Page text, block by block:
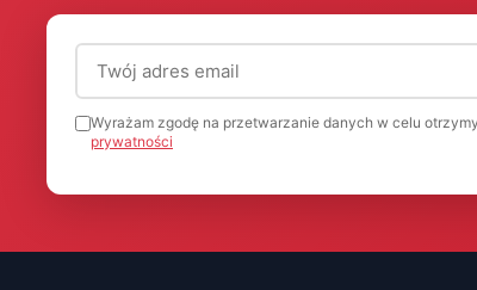
Adres email (wymagany)
Wyrażam zgodę na przetwarzanie danych w celu
prywatności